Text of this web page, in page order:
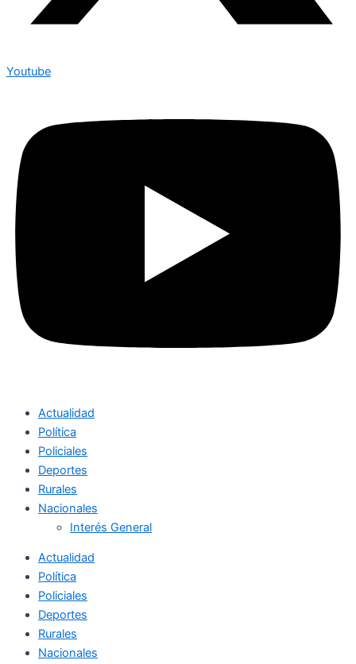
Youtube
Actualidad
Política
Policiales
Deportes
Rurales
Nacionales
Interés General
Actualidad
Política
Policiales
Deportes
Rurales
Nacionales